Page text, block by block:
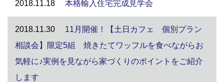
2018.11.18 本格輸入住宅完成見学会
2018.11.30
11月開催！【土日カフェ 個別プラン
相談会】限定5組 焼きたてワッフルを食べながらお
気軽に♪実例を見ながら家づくりのポイントをご紹介
します